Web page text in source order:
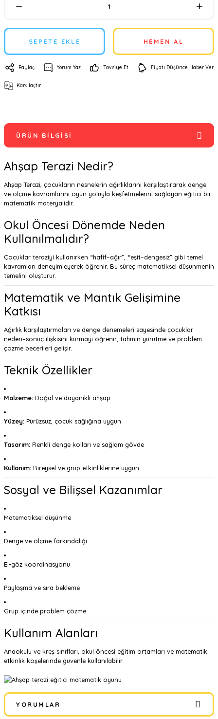
SEPETE EKLE HEMEN AL
Paylaş Yorum Yaz Tavsiye Et Fiyatı Düşünce Haber Ver
Karşılaştır
ÜRÜN BILGISI
Ahşap Terazi Nedir?
Ahşap Terazi, çocukların nesnelerin ağırlıklarını karşılaştırarak denge
ve ölçme kavramlarını oyun yoluyla keşfetmelerini sağlayan eğitici bir
matematik materyalidir.
Okul Öncesi Dönemde Neden
Kullanılmalıdır?
Çocuklar teraziyi kullanırken “hafif–ağır”, “eşit–dengesiz” gibi temel
kavramları deneyimleyerek öğrenir. Bu süreç matematiksel düşünmenin
temelini oluşturur.
Matematik ve Mantık Gelişimine
Katkısı
Ağırlık karşılaştırmaları ve denge denemeleri sayesinde çocuklar
neden–sonuç ilişkisini kurmayı öğrenir, tahmin yürütme ve problem
çözme becerileri gelişir.
Teknik Özellikler
Malzeme: Doğal ve dayanıklı ahşap
Yüzey: Pürüzsüz, çocuk sağlığına uygun
Tasarım: Renkli denge kolları ve sağlam gövde
Kullanım: Bireysel ve grup etkinliklerine uygun
Sosyal ve Bilişsel Kazanımlar
Matematiksel düşünme
Denge ve ölçme farkındalığı
El-göz koordinasyonu
Paylaşma ve sıra bekleme
Grup içinde problem çözme
Kullanım Alanları
Anaokulu ve kreş sınıfları, okul öncesi eğitim ortamları ve matematik
etkinlik köşelerinde güvenle kullanılabilir.
YORUMLAR